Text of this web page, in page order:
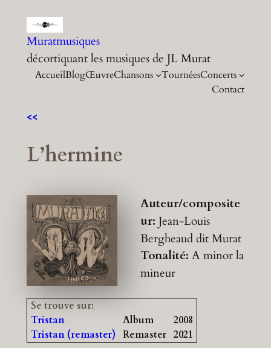
contenu
Muratmusiques
décortiquant les musiques de JL Murat
AccueilBlogŒuvreChansons TournéesConcerts
Contact
<<
L’hermine
Auteur/composite
ur:Jean-Louis
Bergheaud dit Murat
Tonalité:A minor la
mineur
Se trouve sur:
Tristan
Album
2008
Tristan (remaster) Remaster 2021